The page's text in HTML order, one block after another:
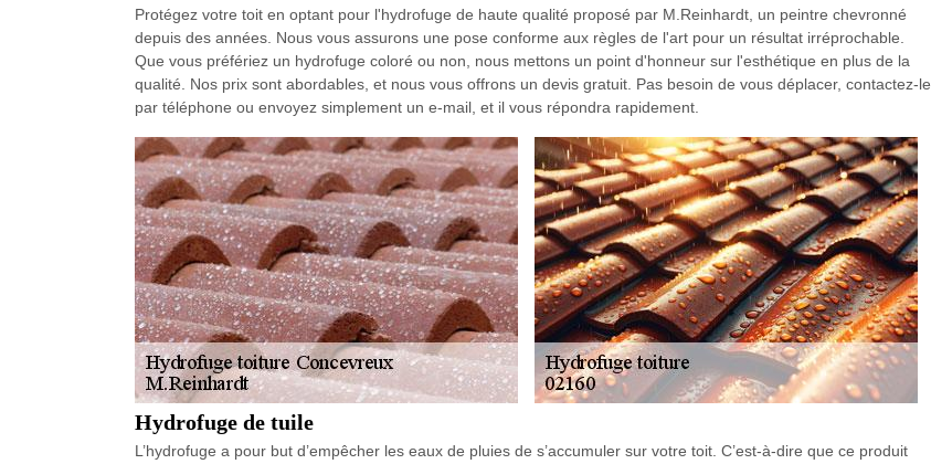
Protégez votre toit en optant pour l'hydrofuge de haute qualité proposé par M.Reinhardt, un peintre chevronné
depuis des années. Nous vous assurons une pose conforme aux règles de l'art pour un résultat irréprochable.
Que vous préfériez un hydrofuge coloré ou non, nous mettons un point d'honneur sur l'esthétique en plus de la
qualité. Nos prix sont abordables, et nous vous offrons un devis gratuit. Pas besoin de vous déplacer, contactez-le
par téléphone ou envoyez simplement un e-mail, et il vous répondra rapidement.
Hydrofuge de tuile
L’hydrofuge a pour but d’empêcher les eaux de pluies de s’accumuler sur votre toit. C’est-à-dire que ce produit